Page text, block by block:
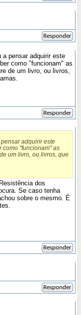
Responder
a pensar adquirir este
como "funcionam" as
de um livro, ou livros,
Responder
adquirir este
como "funcionam" as
um livro, ou livros, que
dos
Se caso tenha
sobre o mesmo. É
Responder
Responder